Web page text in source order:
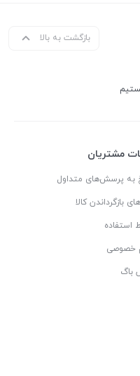
بازگشت به بالا
مشتریان
به پرسش‌های متداول
بازگرداندن کالا
استفاده
خصوصی
باگ